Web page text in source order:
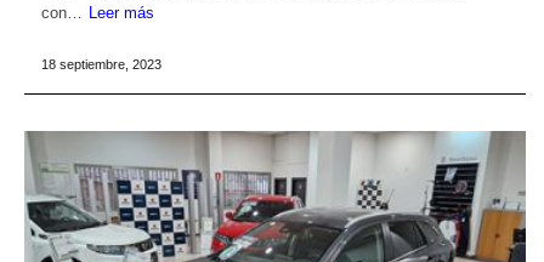
con… Leer más
18 septiembre, 2023